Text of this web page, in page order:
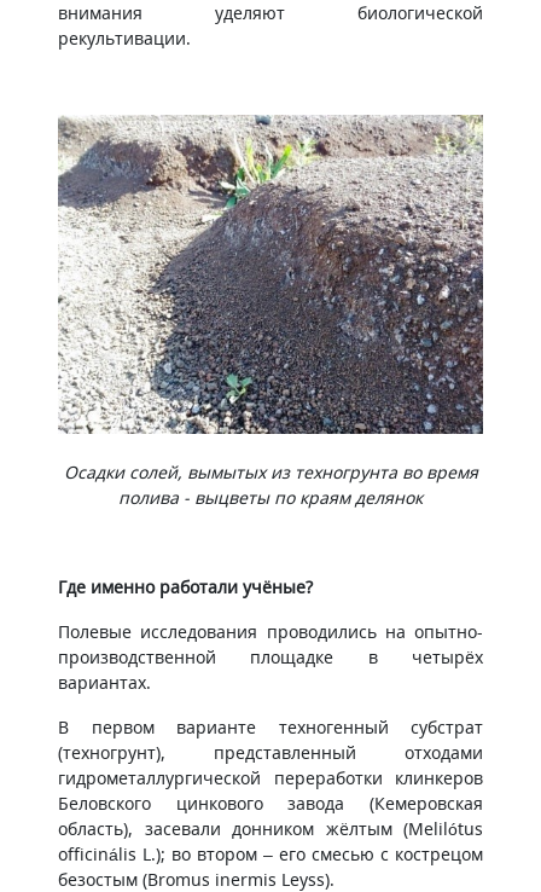
внимания уделяют биологической
рекультивации.
Осадки солей, вымытых из техногрунта во время
полива - выцветы по краям делянок
Где именно работали учёные?
Полевые исследования проводились на опытно-
производственной площадке в четырёх
вариантах.
В первом варианте техногенный субстрат
(техногрунт), представленный отходами
гидрометаллургической переработки клинкеров
Беловского цинкового завода (Кемеровская
область), засевали донником жёлтым (Melilótus
officinális L.); во втором – его смесью с кострецом
безостым (Bromus inermis Leyss).